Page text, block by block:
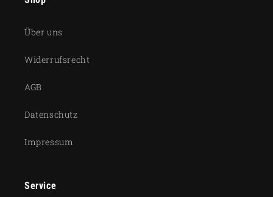
Über uns
Widerrufsrecht
AGB
Datenschutz
Impressum
Service